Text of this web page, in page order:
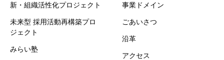
新・組織活性化プロジェクト
未来型 採用活動再構築プロ
ジェクト
みらい塾
事業ドメイン
ごあいさつ
沿革
アクセス